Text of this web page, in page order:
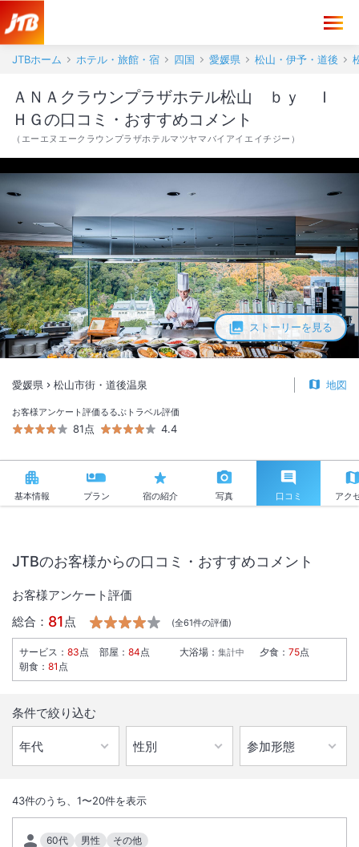
JTBホーム ホテル・旅館・宿 四国 愛媛県 松山・伊予・道後
ストーリーを見る
ＡＮＡクラウンプラザホテル松山 ｂｙ Ｉ
ＨＧの口コミ・おすすめコメント
（ エーエヌエークラウンプラザホテルマツヤマバイアイエイチジー ）
愛媛県 松山市街・道後温泉 地図
お客様アンケート評価
81点
るるぶトラベル評価
4.4
基本情報 プラン 宿の紹介 写真 口コミ アク
官公庁が近く、目前に松山城を臨む恵まれた地にあります。道後温泉へ
JTBのお客様からの口コミ・おすすめコメント
お客様アンケート評価
総合： 81 点 (全61件の評価)
サービス ： 83点 部屋 ： 84点 大浴場 ： 集計中 夕食 ： 75点
朝食 ： 81 点
条件で絞り込む
43件のうち、 1〜20件を表示
60代 男性
その他